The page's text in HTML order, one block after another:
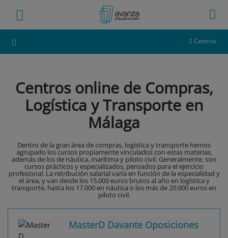
2 Centros
Centros online de Compras,
Logística y Transporte en
Málaga
Dentro de la gran área de compras, logística y transporte hemos
agrupado los cursos propiamente vinculados con estas materias,
además de los de náutica, marítima y piloto civil. Generalmente, son
cursos prácticos y especializados, pensados para el ejercicio
profesional. La retribución salarial varía en función de la especialidad y
el área, y van desde los 15.000 euros brutos al año en logística y
transporte, hasta los 17.000 en náutica o los más de 20.000 euros en
piloto civil.
MasterD Davante Oposiciones